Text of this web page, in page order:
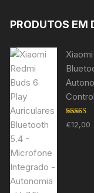
PRODUTOS EM
Avaliação
5.00de 5
€12,00